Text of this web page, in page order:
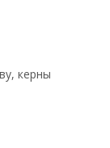
керны